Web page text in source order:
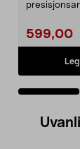
599,00